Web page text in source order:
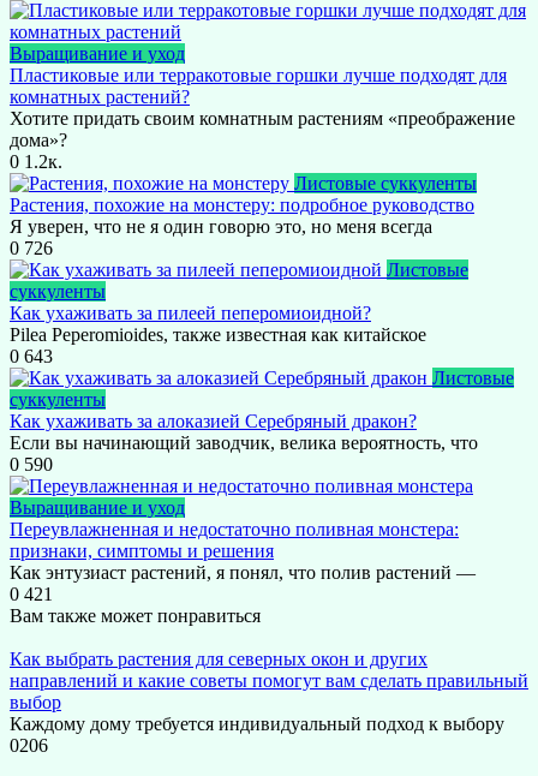
Выращивание и уход
Пластиковые или терракотовые горшки лучше подходят для
комнатных растений?
Хотите придать своим комнатным растениям «преображение
дома»?
0 1.2к.
Листовые суккуленты
Растения, похожие на монстеру: подробное руководство
Я уверен, что не я один говорю это, но меня всегда
0 726
Листовые
суккуленты
Как ухаживать за пилеей пеперомиоидной?
Pilea Peperomioides, также известная как китайское
0 643
Листовые
суккуленты
Как ухаживать за алоказией Серебряный дракон?
Если вы начинающий заводчик, велика вероятность, что
0 590
Выращивание и уход
Переувлажненная и недостаточно поливная монстера:
признаки, симптомы и решения
Как энтузиаст растений, я понял, что полив растений —
0 421
Вам также может понравиться
Как выбрать растения для северных окон и других
направлений и какие советы помогут вам сделать правильный
выбор
Каждому дому требуется индивидуальный подход к выбору
0206